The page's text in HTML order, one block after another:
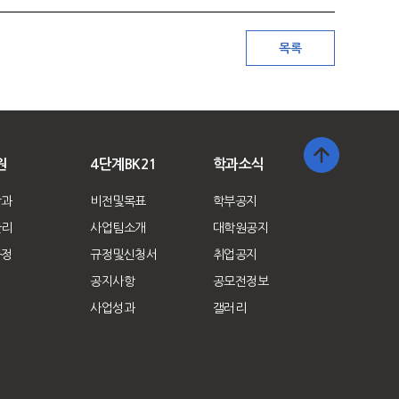
4단계BK21
비전및목표
사업팀소개
규정및신청서
공지사항
사업성과
학과소식
학부공지
대학원공지
취업공지
공모전정보
갤러리